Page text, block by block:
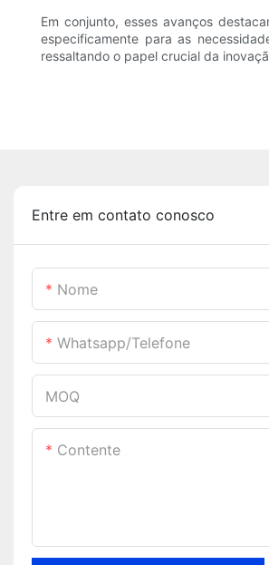
Em conjunto, esses avanços
especificamente para as
ressaltando o papel crucial da
Entre em contato conosco
Nome
Whatsapp/telefone
MOQ
Contente